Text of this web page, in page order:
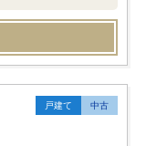
戸建て 中古